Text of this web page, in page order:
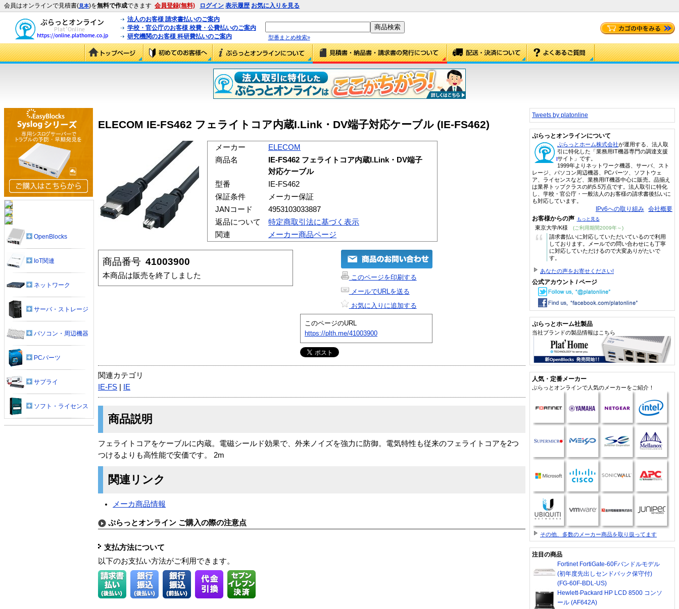
会員はオンラインで見積書(見本)を無料で作成できます 会員登録(無料) ログイン 表示履歴 お気に入りを見る
法人のお客様 請求書払いのご案内
学校・官公庁のお客様 校費・公費払いのご案内
研究機関のお客様 科研費払いのご案内
型番まとめ検索»
ELECOM IE-FS462 フェライトコア内蔵I.Link・DV端子対応ケーブル (IE-FS462)
メーカー
ELECOM
商品名
IE-FS462 フェライトコア内蔵I.Link・DV端子
対応ケーブル
型番
IE-FS462
保証条件
メーカー保証
JANコード
4953103033887
返品について
特定商取引法に基づく表示
関連
メーカー商品ページ
商品番号 41003900
本商品は販売を終了しました
このページを印刷する
メールでURLを送る
お気に入りに追加する
このページのURL
https://plth.me/41003900
関連カテゴリ
IE-FS
IE
商品説明
フェライトコアをケーブルに内蔵。電磁シールド効果で、外来ノイズを強力に防御。電気特性も従来のフェライトコアを2つ
つけるよりも高性能で安価です。 2m
関連リンク
メーカ商品情報
ぷらっとオンライン ご購入の際の注意点
支払方法について
以下のお支払い方法がご利用できます。
OpenBlocks
IoT関連
ネットワーク
サーバ・ストレージ
パソコン・周辺機器
PCパーツ
サプライ
ソフト・ライセンス
Tweets by platonline
ぷらっとオンラインについて
ぷらっとホーム株式会社が運用する、法人取
引に特化した「業務用IT機器専門の調達支援
サイト」です。
1999年よりネットワーク機器、サーバ、スト
レージ、パソコン周辺機器、PCパーツ、ソフトウェ
ア、ライセンスなど、業務用IT機器中心に販売。品揃え
は業界トップクラスの約5.5万点です。法人取引に特化
し、学校・官公庁・一般法人のお客様の請求書後払いに
も対応しています。
IPv6への取り組み 会社概要
お客様からの声 もっと見る
東京大学/K様 (ご利用期間2009年～)
“
請求書払いに対応していただいているので利用
しております。メールでの問い合わせにも丁寧
に対応していただけるので大変ありがたいで
す。
あなたの声をお寄せください!
公式アカウント / ページ
ぷらっとホーム社製品
当社ブランドの製品情報はこちら
人気・定番メーカー
ぷらっとオンラインで人気のメーカーをご紹介！
その他、多数のメーカー商品を取り扱ってます
注目の商品
Fortinet FortiGate-60Fバンドルモデル
(初年度先出しセンドバック保守付)
(FG-60F-BDL-US)
Hewlett-Packard HP LCD 8500 コンソ
ール (AF642A)